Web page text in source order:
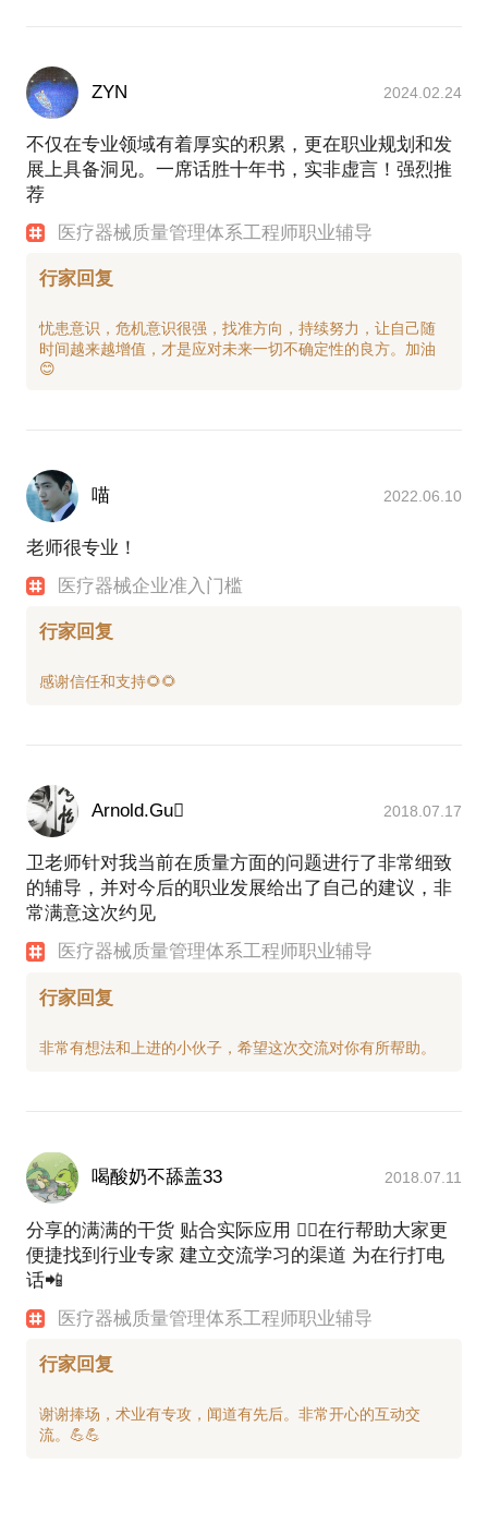
培训实施
参与官方及第三方外部审核40次；内部审核40余次，
国内医疗器械生产质量管理规范自查18次；
公司质量管理体系及相关法规培训50余次；公开课30
余次。
出版一本医疗器械专业书引发的思考
ZYN 2024.02.24
不仅在专业领域有着厚实的积累，更在职业规划和发
展上具备洞见。一席话胜十年书，实非虚言！强烈推
荐
医疗器械质量管理体系工程师职业辅导
行家回复
忧患意识，危机意识很强，找准方向，持续努力，让自己随
时间越来越增值，才是应对未来一切不确定性的良方。加油
喵 2022.06.10
老师很专业！
医疗器械企业准入门槛
行家回复
Arnold.Gu 2018.07.17
卫老师针对我当前在质量方面的问题进行了非常细致
的辅导，并对今后的职业发展给出了自己的建议，非
常满意这次约见
医疗器械质量管理体系工程师职业辅导
行家回复
喝酸奶不舔盖33 2018.07.11
分享的满满的干货 贴合实际应用 👍🏽在行帮助大家更
便捷找到行业专家 建立交流学习的渠道 为在行打电
话📲
医疗器械质量管理体系工程师职业辅导
行家回复
谢谢捧场，术业有专攻，闻道有先后。非常开心的互动交